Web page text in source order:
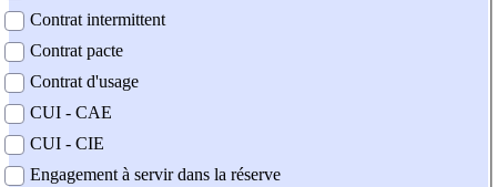
Contrat intermittent
Contrat pacte
Contrat d'usage
CUI - CAE
CUI - CIE
Engagement à servir dans la réserve